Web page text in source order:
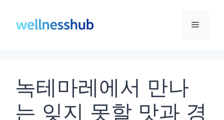
메
녹테마레에서 만나
는 잊지 못할 맛과 경